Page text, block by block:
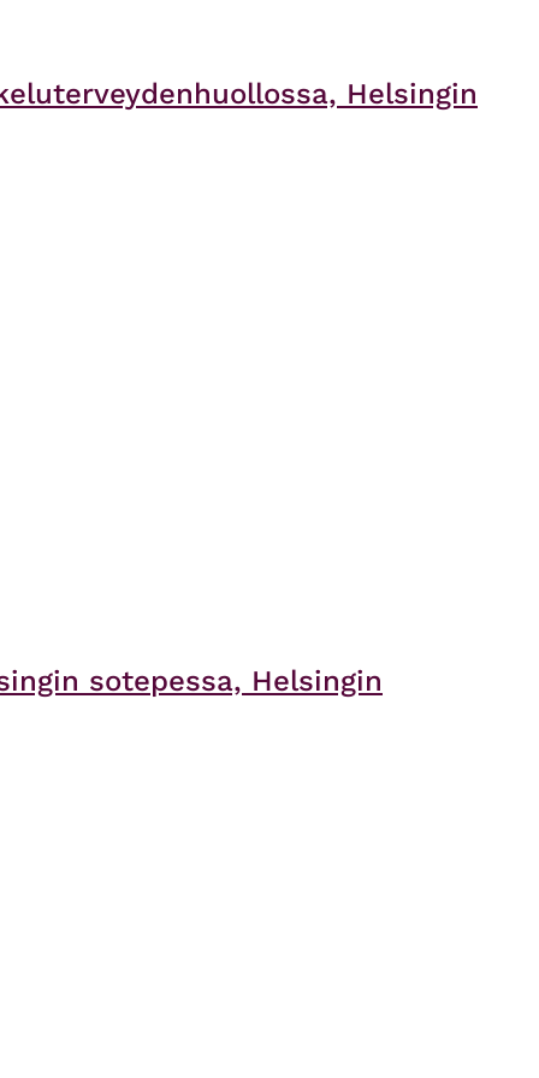
Helsingin
sotepessa, Helsingin